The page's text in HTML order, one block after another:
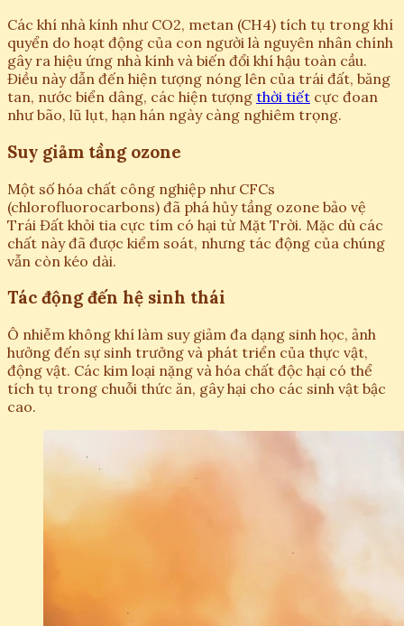
Các khí nhà kính như CO2, metan (CH4) tích tụ trong khí
quyển do hoạt động của con người là nguyên nhân chính
gây ra hiệu ứng nhà kính và biến đổi khí hậu toàn cầu.
Điều này dẫn đến hiện tượng nóng lên của trái đất, băng
tan, nước biển dâng, các hiện tượng thời tiết cực đoan
như bão, lũ lụt, hạn hán ngày càng nghiêm trọng.
Suy giảm tầng ozone
Một số hóa chất công nghiệp như CFCs
(chlorofluorocarbons) đã phá hủy tầng ozone bảo vệ
Trái Đất khỏi tia cực tím có hại từ Mặt Trời. Mặc dù các
chất này đã được kiểm soát, nhưng tác động của chúng
vẫn còn kéo dài.
Tác động đến hệ sinh thái
Ô nhiễm không khí làm suy giảm đa dạng sinh học, ảnh
hưởng đến sự sinh trưởng và phát triển của thực vật,
động vật. Các kim loại nặng và hóa chất độc hại có thể
tích tụ trong chuỗi thức ăn, gây hại cho các sinh vật bậc
cao.